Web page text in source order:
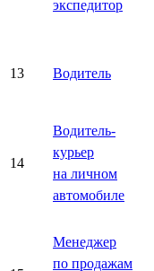
экспедитор
13 Водитель
14
Водитель-
курьер
на личном
автомобиле
Менеджер
по продажам